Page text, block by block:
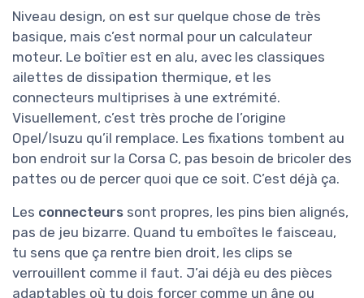
Niveau design, on est sur quelque chose de très
basique, mais c’est normal pour un calculateur
moteur. Le boîtier est en alu, avec les classiques
ailettes de dissipation thermique, et les
connecteurs multiprises à une extrémité.
Visuellement, c’est très proche de l’origine
Opel/Isuzu qu’il remplace. Les fixations tombent au
bon endroit sur la Corsa C, pas besoin de bricoler des
pattes ou de percer quoi que ce soit. C’est déjà ça.
Les connecteurs sont propres, les pins bien alignés,
pas de jeu bizarre. Quand tu emboîtes le faisceau,
tu sens que ça rentre bien droit, les clips se
verrouillent comme il faut. J’ai déjà eu des pièces
adaptables où tu dois forcer comme un âne ou